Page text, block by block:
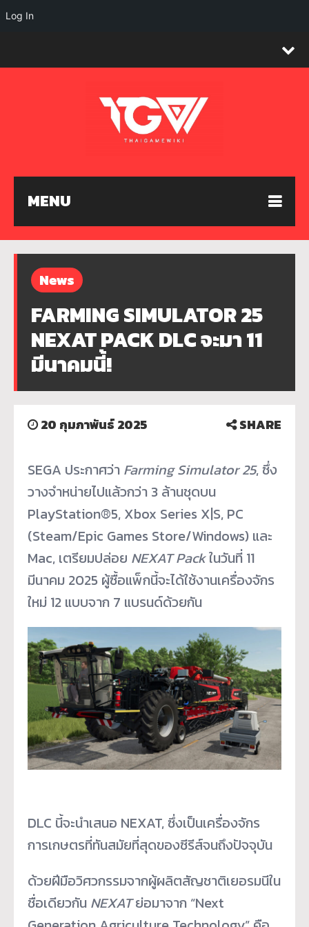
MENU
News
FARMING SIMULATOR 25
NEXAT PACK DLC จะมา 11
มีนาคมนี้!
20 กุมภาพันธ์ 2025 SHARE
SEGA ประกาศว่า Farming Simulator 25, ซึ่ง
วางจำหน่ายไปแล้วกว่า 3 ล้านชุดบน
PlayStation®5, Xbox Series X|S, PC
(Steam/Epic Games Store/Windows) และ
Mac, เตรียมปล่อย NEXAT Packในวันที่ 11
มีนาคม 2025 ผู้ซื้อแพ็กนี้จะได้ใช้งานเครื่องจักร
ใหม่ 12 แบบจาก 7 แบรนด์ด้วยกัน
DLC นี้จะนำเสนอ NEXAT, ซึ่งเป็นเครื่องจักร
การเกษตรที่ทันสมัยที่สุดของซีรีส์จนถึงปัจจุบัน
ด้วยฝีมือวิศวกรรมจากผู้ผลิตสัญชาติเยอรมนีใน
ชื่อเดียวกัน NEXATย่อมาจาก “Next
Log In